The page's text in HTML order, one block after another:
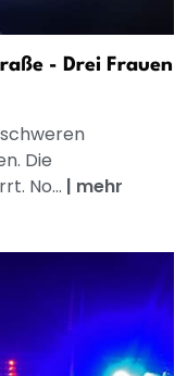
- Drei Frauen
Die
No... | mehr